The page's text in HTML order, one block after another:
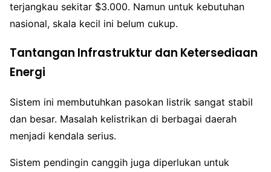
terjangkau sekitar $3.000. Namun untuk kebutuhan
nasional, skala kecil ini belum cukup.
Tantangan Infrastruktur dan Ketersediaan
Energi
Sistem ini membutuhkan pasokan listrik sangat stabil
dan besar. Masalah kelistrikan di berbagai daerah
menjadi kendala serius.
Sistem pendingin canggih juga diperlukan untuk